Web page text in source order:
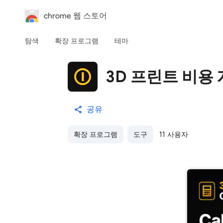
chrome 웹 스토어
탐색 확장 프로그램 테마
3D 프린트 비용
공유
확장 프로그램 도구 11 사용자